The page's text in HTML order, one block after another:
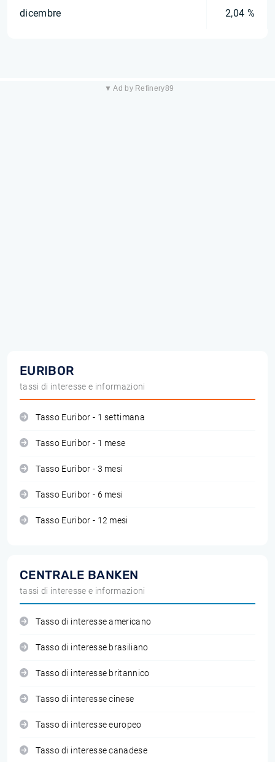
dicembre 2,04 %
▼ Ad by Refinery89
EURIBOR
tassi di interesse e informazioni
Tasso Euribor - 1 settimana
Tasso Euribor - 1 mese
Tasso Euribor - 3 mesi
Tasso Euribor - 6 mesi
Tasso Euribor - 12 mesi
CENTRALE BANKEN
tassi di interesse e informazioni
Tasso di interesse americano
Tasso di interesse brasiliano
Tasso di interesse britannico
Tasso di interesse cinese
Tasso di interesse europeo
Tasso di interesse canadese